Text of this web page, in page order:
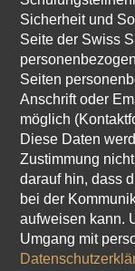
Sicherheit und
Seite der Swiss
Seiten
Anschrift oder
möglich
Diese Daten
Zustimmung
darauf hin, dass
bei der
aufweisen kann.
Umgang mit